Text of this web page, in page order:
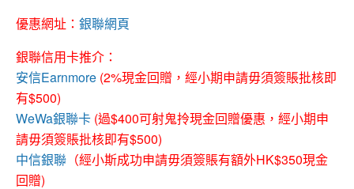
優惠網址： 銀聯網頁
銀聯信用卡推介：
安信Earnmore (2%現金回贈，經小期申請毋須簽賬批核即
有$500)
WeWa銀聯卡 (過$400可射鬼拎現金回贈優惠，經小期申
請毋須簽賬批核即有$500)
中信銀聯 （經小斯成功申請毋須簽賬有額外HK$350現金
回贈)